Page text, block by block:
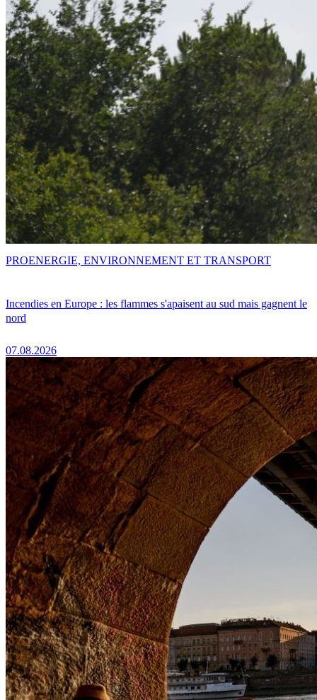
Incendies en Europe : les flammes s'apaisent au sud mais gagnent le
nord
07.08.2026
PROENERGIE, ENVIRONNEMENT ET TRANSPORT